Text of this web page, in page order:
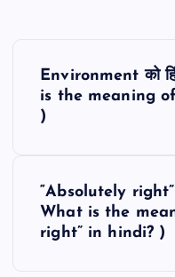
Environment को
is the meaning
)
“Absolutely right”
What is the
right” in hindi? )